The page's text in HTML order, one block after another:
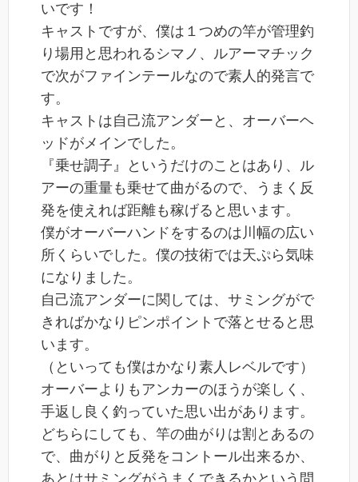
いです！
キャストですが、僕は１つめの竿が管理釣
り場用と思われるシマノ、ルアーマチック
で次がファインテールなので素人的発言で
す。
キャストは自己流アンダーと、オーバーヘ
ッドがメインでした。
『乗せ調子』というだけのことはあり、ル
アーの重量も乗せて曲がるので、うまく反
発を使えれば距離も稼げると思います。
僕がオーバーハンドをするのは川幅の広い
所くらいでした。僕の技術では天ぷら気味
になりました。
自己流アンダーに関しては、サミングがで
きればかなりピンポイントで落とせると思
います。
（といっても僕はかなり素人レベルです）
オーバーよりもアンカーのほうが楽しく、
手返し良く釣っていた思い出があります。
どちらにしても、竿の曲がりは割とあるの
で、曲がりと反発をコントール出来るか、